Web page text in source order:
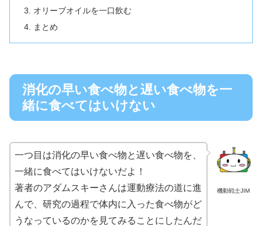
オリーブオイルを一口飲む
まとめ
消化の早い食べ物と遅い食べ物を一
緒に食べてはいけない
機動戦士JIM
一つ目は消化の早い食べ物と遅い食べ物を、
一緒に食べてはいけないだよ！
著者のアダムスキーさんは運動療法の道に進
んで、研究の過程で体内に入った食べ物がど
うなっているのかを見てみることにしたんだ